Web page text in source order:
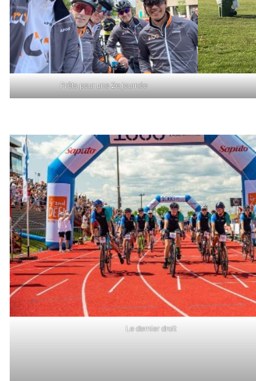
Prêts pour une 2e journée
Le dernier droit